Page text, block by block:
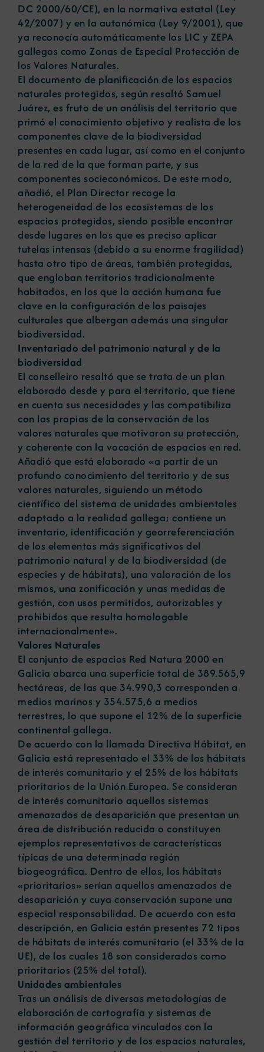
DC 2000/60/CE), en la normativa estatal (Ley
42/2007) y en la autonómica (Ley 9/2001), que
ya reconocía automáticamente los LIC y ZEPA
gallegos como Zonas de Especial Protección de
los Valores Naturales.
El documento de planificación de los espacios
naturales protegidos, según resaltó Samuel
Juárez, es fruto de un análisis del territorio que
primó el conocimiento objetivo y realista de los
componentes clave de la biodiversidad
presentes en cada lugar, así como en el conjunto
de la red de la que forman parte, y sus
componentes socieconómicos. De este modo,
añadió, el Plan Director recoge la
heterogeneidad de los ecosistemas de los
espacios protegidos, siendo posible encontrar
desde lugares en los que es preciso aplicar
tutelas intensas (debido a su enorme fragilidad)
hasta otro tipo de áreas, también protegidas,
que engloban territorios tradicionalmente
habitados, en los que la acción humana fue
clave en la configuración de los paisajes
culturales que albergan además una singular
biodiversidad.
Inventariado del patrimonio natural y de la
biodiversidad
El conselleiro resaltó que se trata de un plan
elaborado desde y para el territorio, que tiene
en cuenta sus necesidades y las compatibiliza
con las propias de la conservación de los
valores naturales que motivaron su protección,
y coherente con la vocación de espacios en red.
Añadió que está elaborado «a partir de un
profundo conocimiento del territorio y de sus
valores naturales, siguiendo un método
científico del sistema de unidades ambientales
adaptado a la realidad gallega; contiene un
inventario, identificación y georreferenciación
de los elementos más significativos del
patrimonio natural y de la biodiversidad (de
especies y de hábitats), una valoración de los
mismos, una zonificación y unas medidas de
gestión, con usos permitidos, autorizables y
prohibidos que resulta homologable
internacionalmente».
Valores Naturales
El conjunto de espacios Red Natura 2000 en
Galicia abarca una superficie total de 389.565,9
hectáreas, de las que 34.990,3 corresponden a
medios marinos y 354.575,6 a medios
terrestres, lo que supone el 12% de la superficie
continental gallega.
De acuerdo con la llamada Directiva Hábitat, en
Galicia está representado el 33% de los hábitats
de interés comunitario y el 25% de los hábitats
prioritarios de la Unión Europea. Se consideran
de interés comunitario aquellos sistemas
amenazados de desaparición que presentan un
área de distribución reducida o constituyen
ejemplos representativos de características
típicas de una determinada región
biogeográfica. Dentro de ellos, los hábitats
«prioritarios» serían aquellos amenazados de
desaparición y cuya conservación supone una
especial responsabilidad. De acuerdo con esta
descripción, en Galicia están presentes 72 tipos
de hábitats de interés comunitario (el 33% de la
UE), de los cuales 18 son considerados como
prioritarios (25% del total).
Unidades ambientales
Tras un análisis de diversas metodologías de
elaboración de cartografía y sistemas de
información geográfica vinculados con la
gestión del territorio y de los espacios naturales,